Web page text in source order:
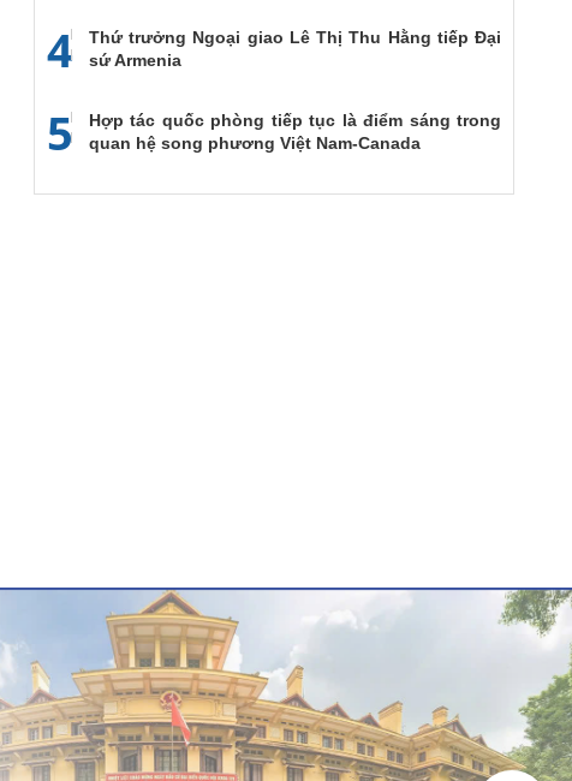
4
Thứ trưởng Ngoại giao Lê Thị Thu Hằng tiếp Đại
sứ Armenia
5
Hợp tác quốc phòng tiếp tục là điểm sáng trong
quan hệ song phương Việt Nam-Canada